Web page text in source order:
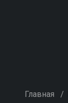
Главная /